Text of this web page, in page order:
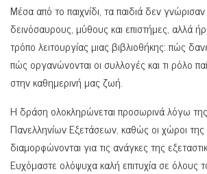
Μέσα από το παιχνίδι, τα παιδιά δεν
δεινόσαυρους, μύθους και επιστήμες, αλλά
τρόπο λειτουργίας μιας βιβλιοθήκης: πώς
πώς οργανώνονται οι συλλογές και τι ρόλο
στην καθημερινή μας ζωή.
Η δράση ολοκληρώνεται προσωρινά λόγω
Πανελληνίων Εξετάσεων, καθώς οι χώροι της
διαμορφώνονται για τις ανάγκες της
Ευχόμαστε ολόψυχα καλή επιτυχία σε όλους